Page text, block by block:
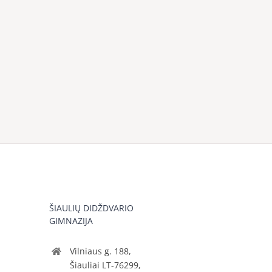
ŠIAULIŲ DIDŽDVARIO
GIMNAZIJA
Vilniaus g. 188,
Šiauliai LT-76299,